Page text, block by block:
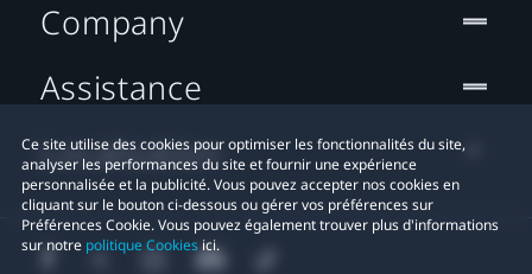
Ce site utilise des cookies pour optimiser les fonctionnalités du site,
analyser les performances du site et fournir une expérience
personnalisée et la publicité. Vous pouvez accepter nos cookies en
cliquant sur le bouton ci-dessous ou gérer vos préférences sur
Préférences Cookie. Vous pouvez également trouver plus d'informations
sur notre politique Cookiesici.
Company
Assistance
Localisation